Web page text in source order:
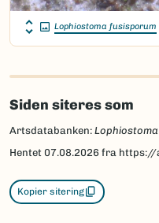
Lophiostoma fusisporum
Siden siteres som
Artsdatabanken:
Hentet 07.08.2026 fra https://
Kopier sitering